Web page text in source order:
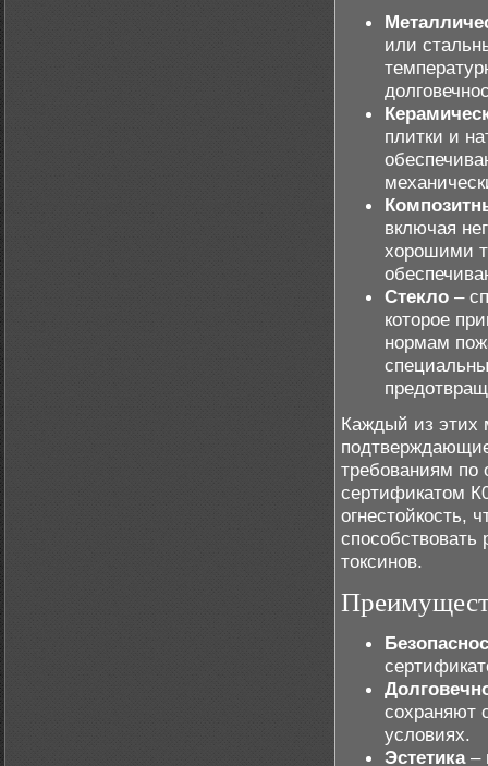
или
плитки и
включая
хорошими
Стекло –
которое
нормам
Каждый из этих
требованиям по
сертификатом
огнестойкость,
способствовать
токсинов.
сохраняют
условиях.
Эстетика–